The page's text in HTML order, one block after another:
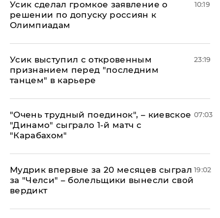
Усик сделал громкое заявление о
решении по допуску россиян к
Олимпиадам
10:19
Усик выступил с откровенным
признанием перед "последним
танцем" в карьере
23:19
"Очень трудный поединок", – киевское
"Динамо" сыграло 1-й матч с
"Карабахом"
07:03
Мудрик впервые за 20 месяцев сыграл
за "Челси" – болельщики вынесли свой
вердикт
19:02